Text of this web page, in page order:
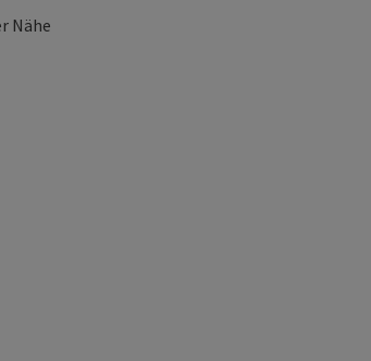
Nähe